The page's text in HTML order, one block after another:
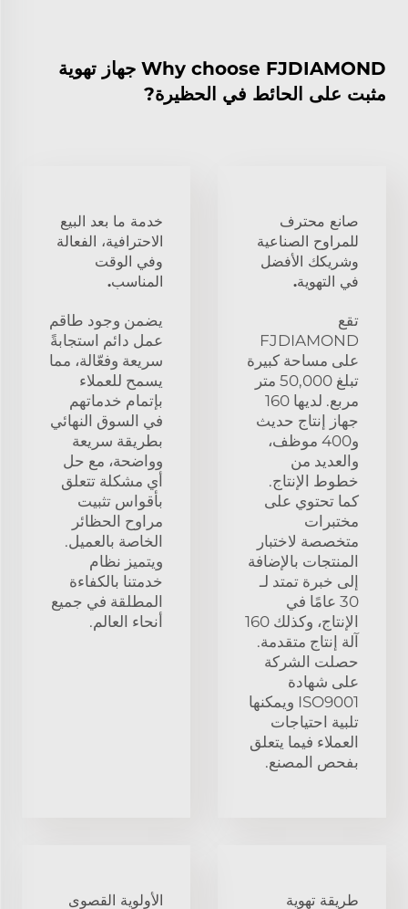
Why choose FJDIAMOND جهاز تهوية
مثبت على الحائط في الحظيرة?
صانع محترف
للمراوح الصناعية
وشريكك الأفضل
في التهوية.
تقع
FJDIAMOND
على مساحة كبيرة
تبلغ 50,000 متر
مربع. لديها 160
جهاز إنتاج حديث
و400 موظف،
والعديد من
خطوط الإنتاج.
كما تحتوي على
مختبرات
متخصصة لاختبار
المنتجات بالإضافة
إلى خبرة تمتد لـ
30 عامًا في
الإنتاج، وكذلك 160
آلة إنتاج متقدمة.
حصلت الشركة
على شهادة
ISO9001 ويمكنها
تلبية احتياجات
العملاء فيما يتعلق
بفحص المصنع.
خدمة ما بعد البيع
الاحترافية، الفعالة
وفي الوقت
المناسب.
يضمن وجود طاقم
عمل دائم استجابةً
سريعة وفعّالة، مما
يسمح للعملاء
بإتمام خدماتهم
في السوق النهائي
بطريقة سريعة
وواضحة، مع حل
أي مشكلة تتعلق
بأقواس تثبيت
مراوح الحظائر
الخاصة بالعميل.
ويتميز نظام
خدمتنا بالكفاءة
المطلقة في جميع
أنحاء العالم.
طريقة تهوية
الأولوية القصوى